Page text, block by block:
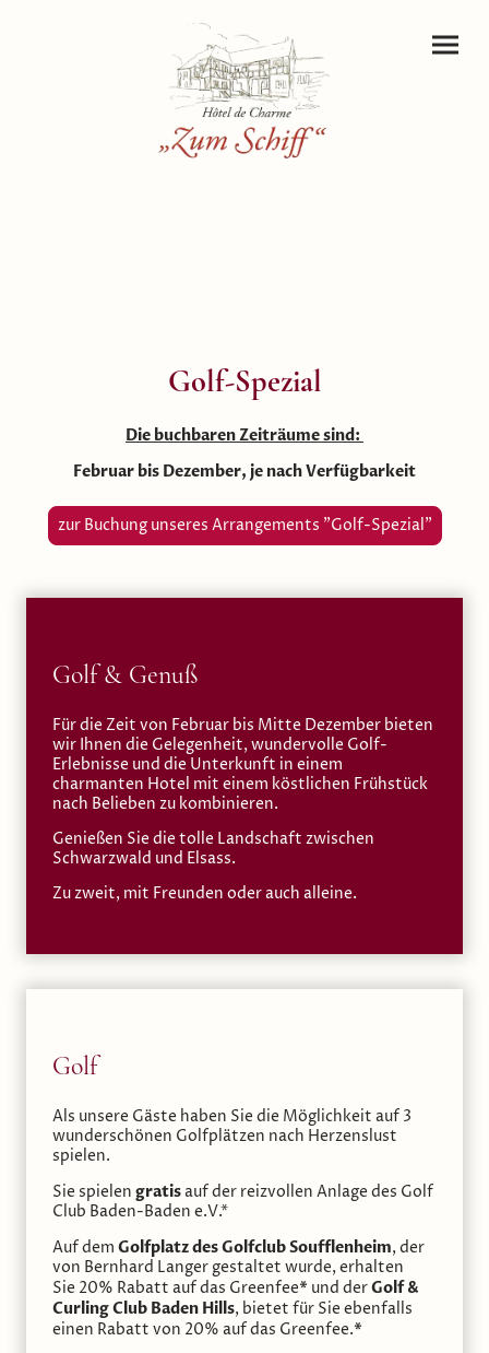
Golf-Spezial
Die buchbaren Zeiträume sind:
Februar bis Dezember, je nach Verfügbarkeit
zur Buchung unseres Arrangements "Golf-Spezial"
Golf & Genuß
Für die Zeit von Februar bis Mitte Dezember bieten
wir Ihnen die Gelegenheit, wundervolle Golf-
Erlebnisse und die Unterkunft in einem
charmanten Hotel mit einem köstlichen Frühstück
nach Belieben zu kombinieren.
Genießen Sie die tolle Landschaft zwischen
Schwarzwald und Elsass.
Zu zweit, mit Freunden oder auch alleine.
Golf
Als unsere Gäste haben Sie die Möglichkeit auf 3
wunderschönen Golfplätzen nach Herzenslust
spielen.
Sie spielen gratisauf der reizvollen Anlage des Golf
Club Baden-Baden e.V.*
Auf dem Golfplatz des Golfclub Soufflenheim, der
von Bernhard Langer gestaltet wurde, erhalten
Sie 20% Rabatt auf das Greenfee* und derGolf &
Curling Club Baden Hills, bietet für Sie ebenfalls
einen Rabatt von 20% auf das Greenfee.*